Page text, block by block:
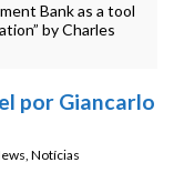
Bank as a tool
by Charles
por Giancarlo
, Notícias